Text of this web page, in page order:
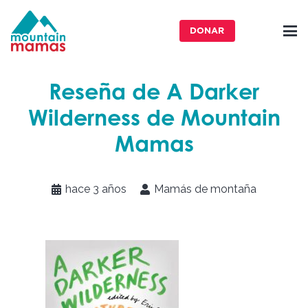
DONAR
Reseña de A Darker
Wilderness de Mountain
Mamas
hace 3 años Mamás de montaña